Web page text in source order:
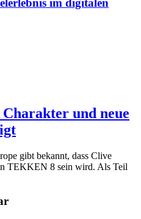
und neue
gibt bekannt, dass Clive
TEKKEN 8 sein wird. Als Teil